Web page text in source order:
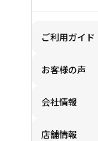
ご利用ガイド
お客様の声
会社情報
店舗情報